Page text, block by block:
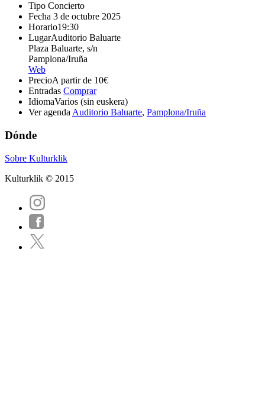
Tipo Concierto
Fecha 3 de octubre 2025
Horario19:30
LugarAuditorio Baluarte
Plaza Baluarte, s/n
Pamplona/Iruña
Web
PrecioA partir de 10€
Entradas Comprar
IdiomaVarios (sin euskera)
Ver agenda Auditorio Baluarte, Pamplona/Iruña
Dónde
Sobre Kulturklik
Kulturklik © 2015